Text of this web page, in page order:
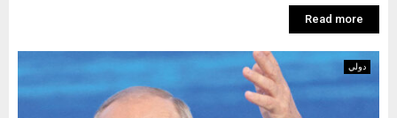
Read more
دولي